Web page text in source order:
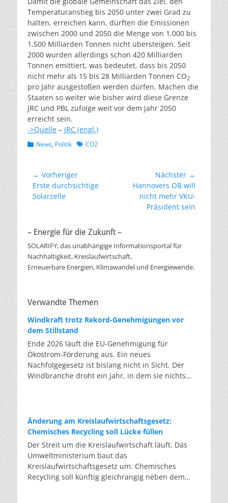
Temperaturanstieg bis 2050 unter zwei Grad zu
halten, erreichen kann, dürften die Emissionen
zwischen 2000 und 2050 die Menge von 1.000 bis
1.500 Milliarden Tonnen nicht übersteigen. Seit
2000 wurden allerdings schon 420 Milliarden
Tonnen emittiert, was bedeutet, dass bis 2050
nicht mehr als 15 bis 28 Milliarden Tonnen CO2
pro Jahr ausgestoßen werden dürfen. Machen die
Staaten so weiter wie bisher wird diese Grenze
JRC und PBL zufolge weit vor dem Jahr 2050
erreicht sein.
->Quelle – JRC (engl.)
Kategorien
News, Politik Schlagworte
CO2
Beitragsnavigation
← Vorheriger
Vorheriger
Beitrag:
Erste durchsichtige
Solarzelle
Nächster →
NächsterHannovers OB will
nicht mehr VKU-
Präsident sein
– Energie für die Zukunft –
SOLARIFY, das unabhängige Informationsportal für
Nachhaltigkeit, Kreislaufwirtschaft,
Erneuerbare Energien, Klimawandel und Energiewende.
Verwandte Themen
Windkraft trotz Rekord-Genehmigungen vor
dem Stillstand
Ende 2026 läuft die EU-Genehmigung für
Ökostrom-Förderung aus. Ein neues
Nachfolgegesetz ist bislang nicht in Sicht. Der
Windbranche droht ein Jahr, in dem sie nichts
die Verfahren laufen heute deutlich schneller. Die
Halbjahresbilanz der Branche bestätigt dieses
Muster: So viele Windräder wie nie zuvor wurden
genehmigt, doch im ersten Halbjahr gingen netto
nur rund zwei Gigawatt ans Netz. Der Bestand
liegt damit bei etwa 70 Gigawatt. Das gesetzliche
Zwischenziel von 84 Gigawatt zum Jahresende ist
Änderung am Kreislaufwirtschaftsgesetz:
Chemisches Recycling soll Lücke füllen
Der Streit um die Kreislaufwirtschaft läuft. Das
Umweltministerium baut das
Kreislaufwirtschaftsgesetz um. Chemisches
Recycling soll künftig gleichrangig neben dem